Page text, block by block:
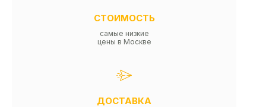
СТОИМОСТЬ
самые низкие
цены в Москве
ДОСТАВКА